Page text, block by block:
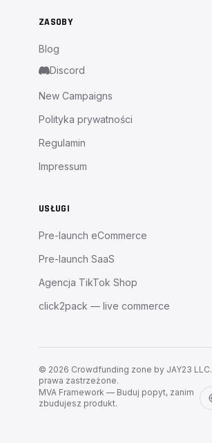
ZASOBY
Blog
Discord
New Campaigns
Polityka prywatności
Regulamin
Impressum
USŁUGI
Pre-launch eCommerce
Pre-launch SaaS
Agencja TikTok Shop
click2pack — live commerce
© 2026 Crowdfunding zone by JAY23 LLC.
prawa zastrzeżone.
MVA Framework — Buduj popyt, zanim
zbudujesz produkt.